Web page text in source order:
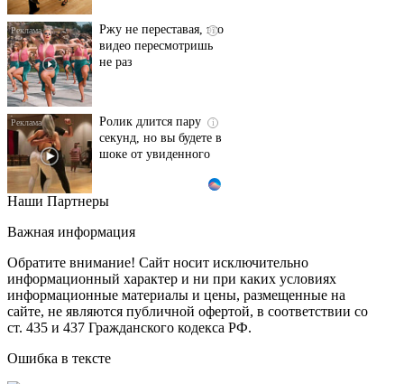
i
Ржу не переставая, это
видео пересмотришь
не раз
i
Ролик длится пару
секунд, но вы будете в
шоке от увиденного
Королева вагона
оставит равнодушным
i
Этот танец невесты
оставит вас без слов!
Пересмотрела 10 раз
Наши Партнеры
Важная информация
Обратите внимание! Сайт носит исключительно
информационный характер и ни при каких условиях
информационные материалы и цены, размещенные на
сайте, не являются публичной офертой, в соответствии со
ст. 435 и 437 Гражданского кодекса РФ.
Ошибка в тексте